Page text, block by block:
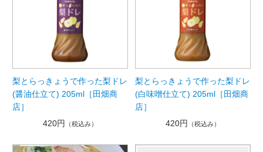
梨とらっきょうで作った梨ドレ
(醤油仕立て) 205ml［田畑商
店］
420円
（税込み）
梨とらっきょうで作った梨ドレ
(白味噌仕立て) 205ml［田畑商
店］
420円
（税込み）